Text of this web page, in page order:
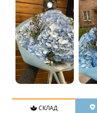
СКЛАД